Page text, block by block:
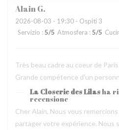
AlainG
2026-08-03 - 19:30 - Ospiti 3
Servizio : 5/5 Atmosfera : 5/5
Très beau cadre au coeur de
Grande compétence d'un
La Closerie des Lilasha
recensione
Cher Alain, Nous vous
partager votre expérience. Nous